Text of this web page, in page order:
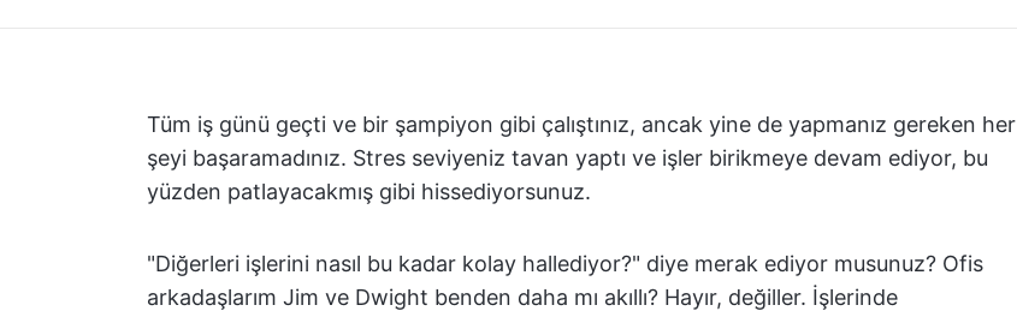
Tüm iş günü geçti ve bir şampiyon gibi çalıştınız, ancak yine de yapmanız gereken her
şeyi başaramadınız. Stres seviyeniz tavan yaptı ve işler birikmeye devam ediyor, bu
yüzden patlayacakmış gibi hissediyorsunuz.
"Diğerleri işlerini nasıl bu kadar kolay hallediyor?" diye merak ediyor musunuz? Ofis
arkadaşlarım Jim ve Dwight benden daha mı akıllı? Hayır, değiller. İşlerinde